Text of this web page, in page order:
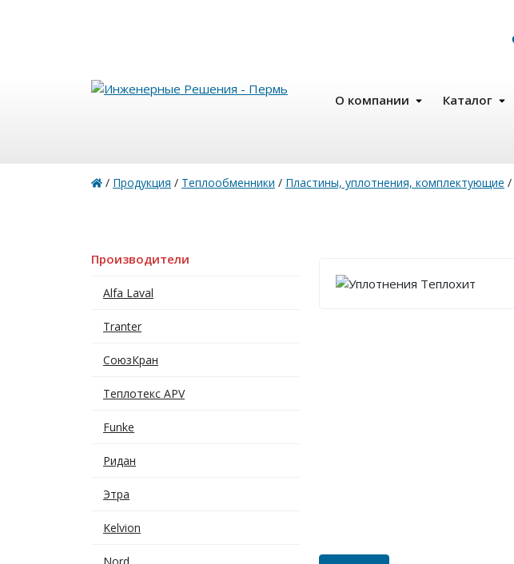
О компании Каталог
/ Продукция / Теплообменники / Пластины, уплотнения, комплектующие /
Производители
Alfa Laval
Tranter
СоюзКран
Теплотекс APV
Funke
Ридан
Этра
Kelvion